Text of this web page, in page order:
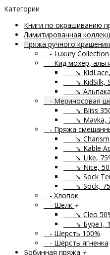
Категории
Книги по окрашиванию
Лимитированная
Пряжа ручного крашения
- Luxury Collection
- Кид мохер,
↘ KidLace,
↘ KidSilk,
↘ Альпака
- Мериносовая
↘ Bliss
↘ Mavka,
- Пряжа
↘
↘ Kable
↘ Like,
↘ Nice,
↘ Sock
↘ Sock,
- Хлопок
- Шелк +
↘ Cleo
↘ Бурет,
- Шерсть 100%
- Шерсть ягненка
Бобинная пряжа +